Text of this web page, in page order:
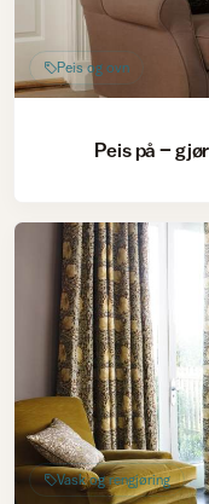
Peis og ovn
Peis på –
Vask og rengjøring